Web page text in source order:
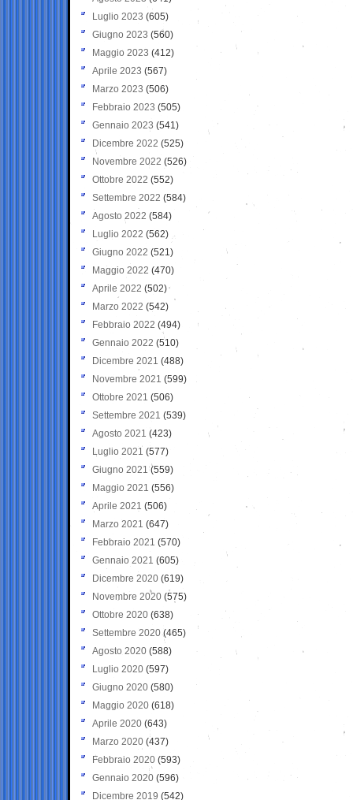
Luglio 2023 (605)
Giugno 2023 (560)
Maggio 2023 (412)
Aprile 2023 (567)
Marzo 2023 (506)
Febbraio 2023 (505)
Gennaio 2023 (541)
Dicembre 2022 (525)
Novembre 2022 (526)
Ottobre 2022 (552)
Settembre 2022 (584)
Agosto 2022 (584)
Luglio 2022 (562)
Giugno 2022 (521)
Maggio 2022 (470)
Aprile 2022 (502)
Marzo 2022 (542)
Febbraio 2022 (494)
Gennaio 2022 (510)
Dicembre 2021 (488)
Novembre 2021 (599)
Ottobre 2021 (506)
Settembre 2021 (539)
Agosto 2021 (423)
Luglio 2021 (577)
Giugno 2021(559)
Maggio 2021 (556)
Aprile 2021 (506)
Marzo 2021 (647)
Febbraio 2021 (570)
Gennaio 2021 (605)
Dicembre 2020 (619)
Novembre 2020 (575)
Ottobre 2020 (638)
Settembre 2020(465)
Agosto 2020 (588)
Luglio 2020 (597)
Giugno 2020 (580)
Maggio 2020 (618)
Aprile 2020 (643)
Marzo 2020 (437)
Febbraio 2020 (593)
Gennaio 2020 (596)
Dicembre 2019 (542)